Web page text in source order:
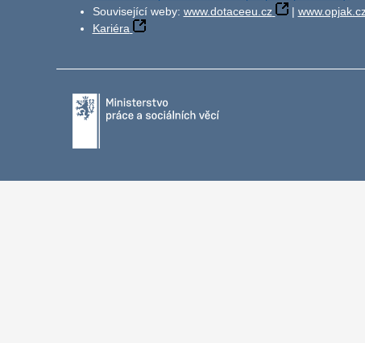
Související weby: www.dotaceeu.cz |
Kariéra